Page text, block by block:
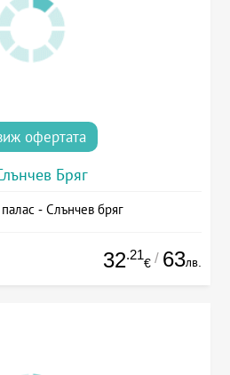
офертата
Бряг
- Слънчев бряг
32.21
€ / 63лв.